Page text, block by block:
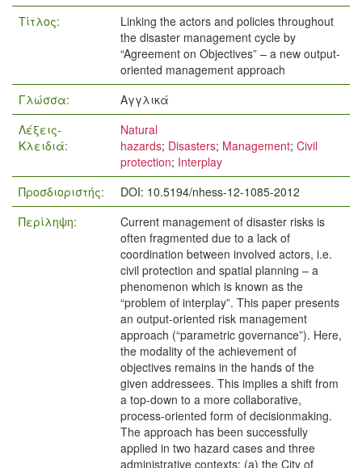
Τίτλος:
Linking the actors and policies throughout
the disaster management cycle by
“Agreement on Objectives” – a new output-
oriented management approach
Γλώσσα:
Αγγλικά
Λέξεις-
Κλειδιά:
Natural
hazards; Disasters; Management; Civil
protection; Interplay
Προσδιοριστής:
DOI: 10.5194/nhess-12-1085-2012
Περίληψη:
Current management of disaster risks is
often fragmented due to a lack of
coordination between involved actors, i.e.
civil protection and spatial planning – a
phenomenon which is known as the
“problem of interplay”. This paper presents
an output-oriented risk management
approach (“parametric governance”). Here,
the modality of the achievement of
objectives remains in the hands of the
given addressees. This implies a shift from
a top-down to a more collaborative,
process-oriented form of decisionmaking.
The approach has been successfully
applied in two hazard cases and three
administrative contexts: (a) the City of